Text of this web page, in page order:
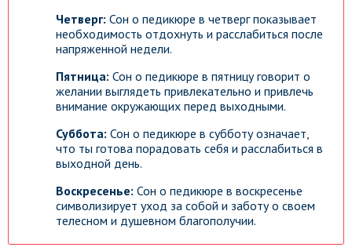
Четверг: Сон о педикюре в четверг показывает
необходимость отдохнуть и расслабиться после
напряженной недели.
Пятница: Сон о педикюре в пятницу говорит о
желании выглядеть привлекательно и привлечь
внимание окружающих перед выходными.
Суббота: Сон о педикюре в субботу означает,
что ты готова порадовать себя и расслабиться в
выходной день.
Воскресенье: Сон о педикюре в воскресенье
символизирует уход за собой и заботу о своем
телесном и душевном благополучии.